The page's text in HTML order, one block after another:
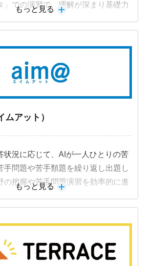
」での演習で、理解が深まり基礎力
もっと見る
ムアット）
状況に応じて、AIが一人ひとりの苦
手問題や苦手類題を繰り返し出題し
の把握や苦手問題演習を効率的に進
もっと見る